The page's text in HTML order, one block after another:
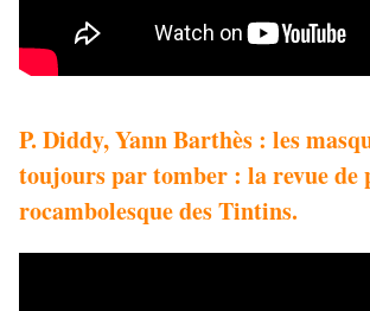
P. Diddy, Yann Barthès : les
toujours par tomber : la revue de
rocambolesque des Tintins.